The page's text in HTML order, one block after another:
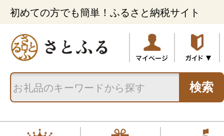
初めての方でも簡単！ふるさと納税サイト
検索